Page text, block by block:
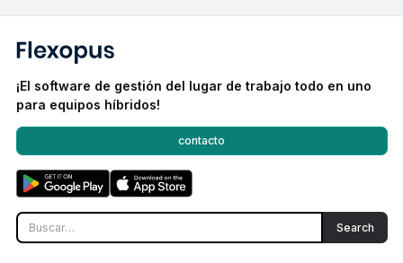
¡El software de gestión del lugar de trabajo todo en uno
para equipos híbridos!
contacto